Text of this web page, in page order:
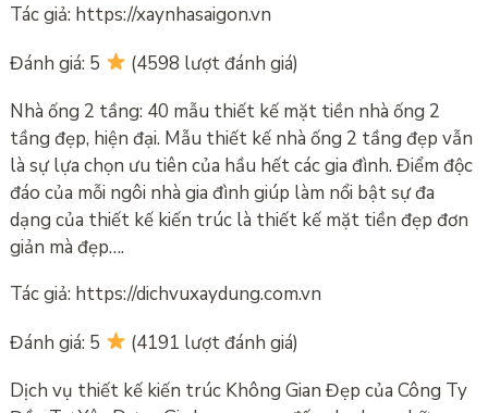
Tác giả: https://xaynhasaigon.vn
Đánh giá: 5
(4598 lượt đánh giá)
Nhà ống 2 tầng: 40 mẫu thiết kế mặt tiền nhà ống 2
tầng đẹp, hiện đại. Mẫu thiết kế nhà ống 2 tầng đẹp vẫn
là sự lựa chọn ưu tiên của hầu hết các gia đình. Điểm độc
đáo của mỗi ngôi nhà gia đình giúp làm nổi bật sự đa
dạng của thiết kế kiến ​​trúc là thiết kế mặt tiền đẹp đơn
giản mà đẹp….
Tác giả: https://dichvuxaydung.com.vn
Đánh giá: 5
(4191 lượt đánh giá)
Dịch vụ thiết kế kiến ​​trúc Không Gian Đẹp của Công Ty